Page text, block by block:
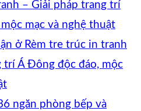
– Giải pháp trang trí
mạc và nghệ thuật
ở Rèm tre trúc in tranh
trí Á Đông độc đáo, mộc
ngăn phòng bếp và